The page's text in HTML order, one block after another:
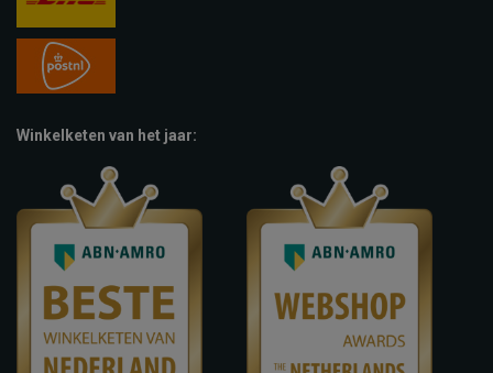
Winkelketen van het jaar: